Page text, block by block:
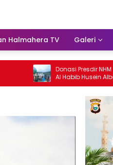
Halmahera TV Galeri
Donasi Presdir NHM Untuk
Al Habib Husein Albaar